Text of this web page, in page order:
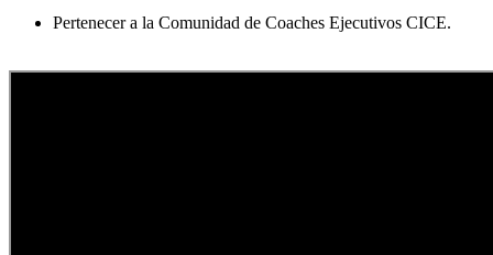
Pertenecer a la Comunidad de Coaches Ejecutivos CICE.